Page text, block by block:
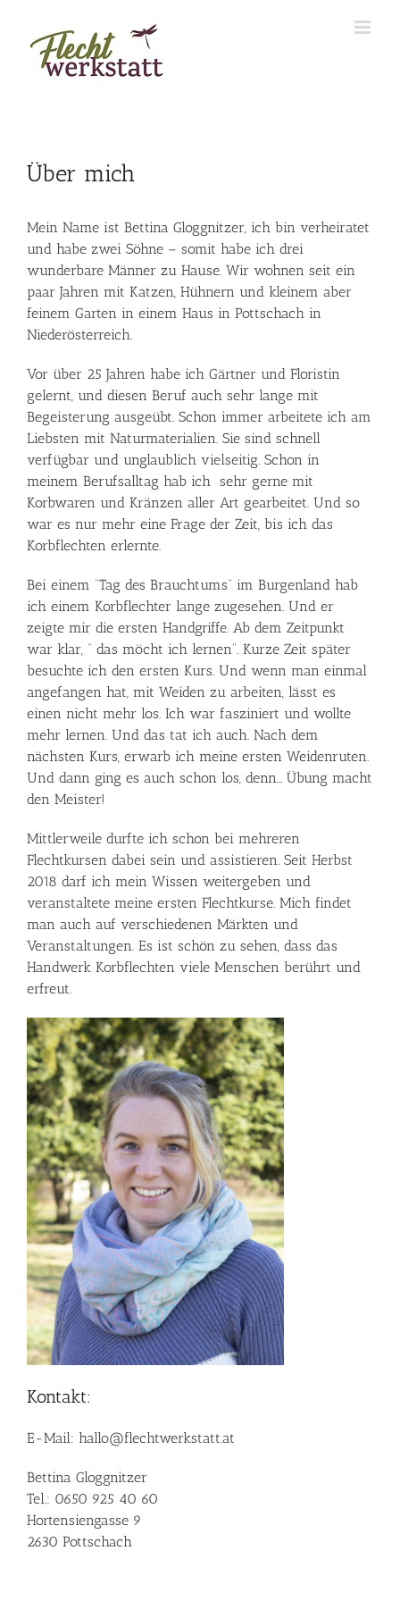
springen
Über mich
Mein Name ist Bettina Gloggnitzer, ich bin verheiratet
und habe zwei Söhne – somit habe ich drei
wunderbare Männer zu Hause. Wir wohnen seit ein
paar Jahren mit Katzen, Hühnern und kleinem aber
feinem Garten in einem Haus in Pottschach in
Niederösterreich.
Vor über 25 Jahren habe ich Gärtner und Floristin
gelernt, und diesen Beruf auch sehr lange mit
Begeisterung ausgeübt. Schon immer arbeitete ich am
Liebsten mit Naturmaterialien. Sie sind schnell
verfügbar und unglaublich vielseitig. Schon in
meinem Berufsalltag hab ich sehr gerne mit
Korbwaren und Kränzen aller Art gearbeitet. Und so
war es nur mehr eine Frage der Zeit, bis ich das
Korbflechten erlernte.
Bei einem “Tag des Brauchtums” im Burgenland hab
ich einem Korbflechter lange zugesehen. Und er
zeigte mir die ersten Handgriffe. Ab dem Zeitpunkt
war klar, “ das möcht ich lernen”. Kurze Zeit später
besuchte ich den ersten Kurs. Und wenn man einmal
angefangen hat, mit Weiden zu arbeiten, lässt es
einen nicht mehr los. Ich war fasziniert und wollte
mehr lernen. Und das tat ich auch. Nach dem
nächsten Kurs, erwarb ich meine ersten Weidenruten.
Und dann ging es auch schon los, denn… Übung macht
den Meister!
Mittlerweile durfte ich schon bei mehreren
Flechtkursen dabei sein und assistieren. Seit Herbst
2018 darf ich mein Wissen weitergeben und
veranstaltete meine ersten Flechtkurse. Mich findet
man auch auf verschiedenen Märkten und
Veranstaltungen. Es ist schön zu sehen, dass das
Handwerk Korbflechten viele Menschen berührt und
erfreut.
Kontakt:
E-Mail: hallo@flechtwerkstatt.at
Bettina Gloggnitzer
Tel.: 0650 925 40 60
Hortensiengasse 9
2630 Pottschach